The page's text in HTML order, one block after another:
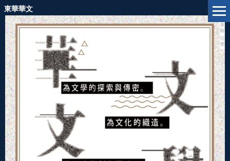
跳
到
主
要
內
容
區
東華華文